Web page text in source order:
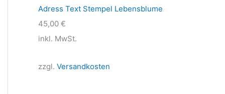
Adress Text Stempel Lebensblume
45,00 €
inkl. MwSt.
zzgl. Versandkosten